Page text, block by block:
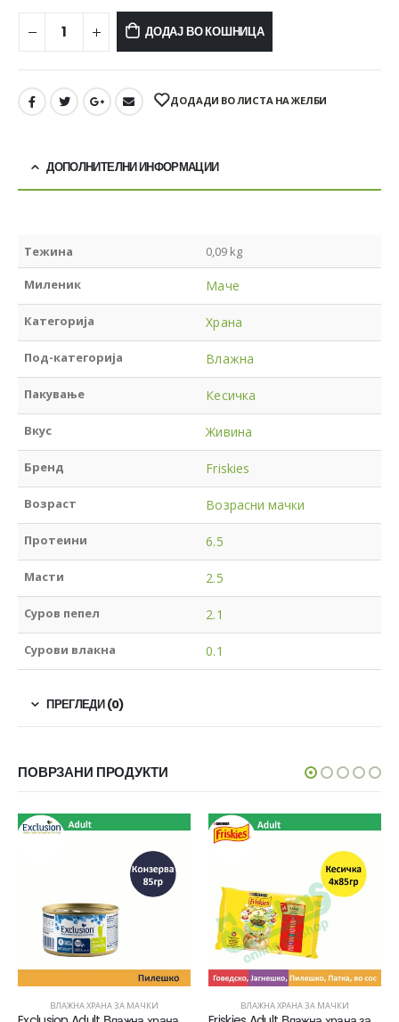
ДОДАЈ ВО КОШНИЦА
ДОДАДИ ВО ЛИСТА НА ЖЕЛБИ
ДОПОЛНИТЕЛНИ ИНФОРМАЦИИ
Тежина 0,09 kg
Миленик Маче
Категорија Храна
Под-категорија Влажна
Пакување Кесичка
Вкус Живина
Бренд Friskies
Возраст Возрасни мачки
Протеини 6.5
Масти 2.5
Суров пепел 2.1
Сурови влакна 0.1
ПРЕГЛЕДИ (0)
ПОВРЗАНИ ПРОДУКТИ
ВЛАЖНА ХРАНА ЗА МАЧКИ ВЛАЖНА ХРАНА ЗА МАЧКИ